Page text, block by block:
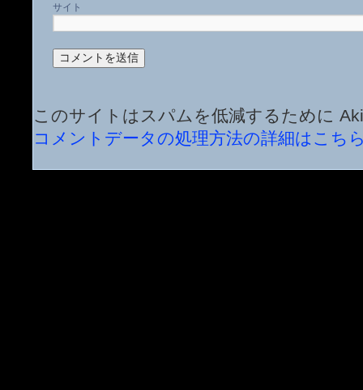
サイト
このサイトはスパムを低減するために
コメントデータの処理方法の詳細はこち